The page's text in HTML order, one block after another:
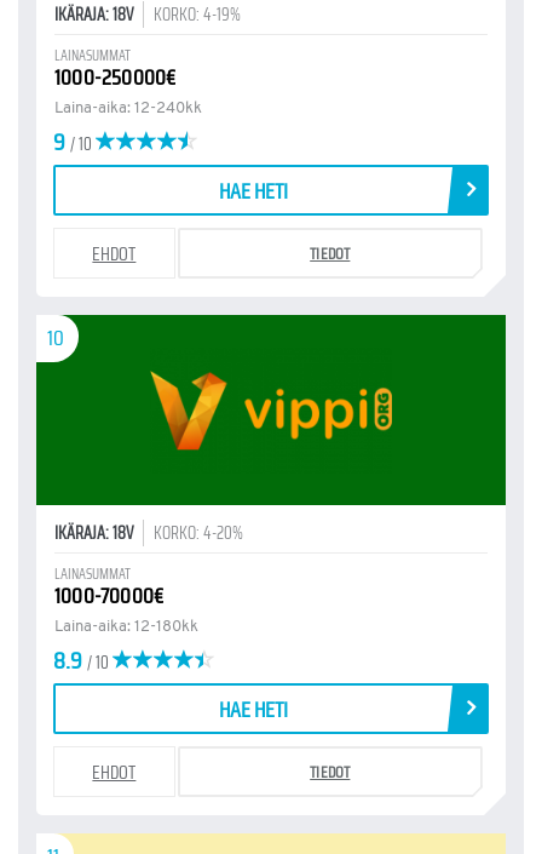
IKÄRAJA: 18V KORKO: 4-19%
LAINASUMMAT
1000-250000€
Laina-aika: 12-240kk
9/ 10
HAE HETI
EHDOT TIEDOT
10
IKÄRAJA: 18V KORKO: 4-20%
LAINASUMMAT
1000-70000€
Laina-aika: 12-180kk
8.9/ 10
HAE HETI
EHDOT TIEDOT